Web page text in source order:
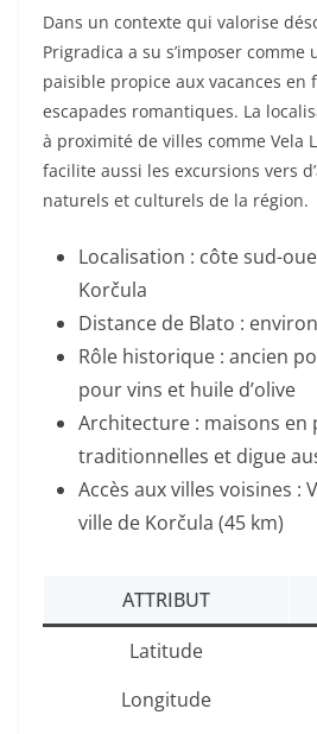
Dans un contexte qui valorise
Prigradica a su s’imposer comme
paisible propice aux vacances en
escapades romantiques. La
à proximité de villes comme Vela
facilite aussi les excursions vers
naturels et culturels de la région.
Localisation : côte sud-
Korčula
Distance de Blato :
Rôle historique : ancien
pour vins et huile d’olive
Architecture : maisons en
traditionnelles et digue
Accès aux villes voisines :
ville de Korčula (45 km)
ATTRIBUT
Latitude
Longitude